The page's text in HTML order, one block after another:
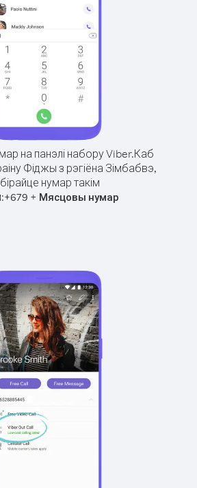
на панэлі набору Viber.Каб
Фіджы з рэгіёна Зімбабвэ,
нумар такім
+679 + Мясцовы нумар